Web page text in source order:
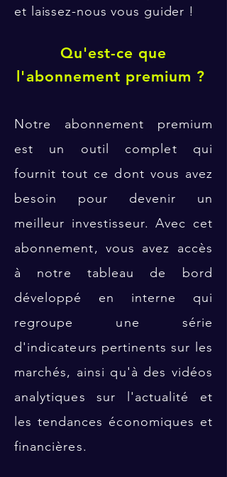
et laissez-nous vous guider !
Qu'est-ce que
l'abonnement premium ?
Notre abonnement premium
est un outil complet qui
fournit tout ce dont vous avez
besoin pour devenir un
meilleur investisseur. Avec cet
abonnement, vous avez accès
à notre tableau de bord
développé en interne qui
regroupe une série
d'indicateurs pertinents sur les
marchés, ainsi qu'à des vidéos
analytiques sur l'actualité et
les tendances économiques et
financières.